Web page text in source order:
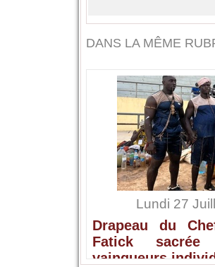
DANS LA MÊME
Lundi 27
Drapeau du
Fatick sacrée
vainqueurs